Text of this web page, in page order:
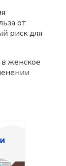
от
риск для
женское